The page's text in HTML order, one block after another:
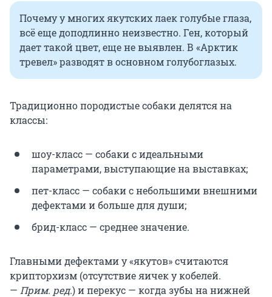
Почему у многих якутских лаек голубые глаза,
всё еще доподлинно неизвестно. Ген, который
дает такой цвет, еще не выявлен. В «Арктик
тревел» разводят в основном голубоглазых.
Традиционно породистые собаки делятся на
классы:
шоу-класс — собаки с идеальными
параметрами, выступающие на выставках;
пет-класс — собаки с небольшими внешними
дефектами и больше для души;
брид-класс — среднее значение.
Главными дефектами у «якутов» считаются
крипторхизм (отсутствие яичек у кобелей.
— Прим. ред.) и перекус — когда зубы на нижней